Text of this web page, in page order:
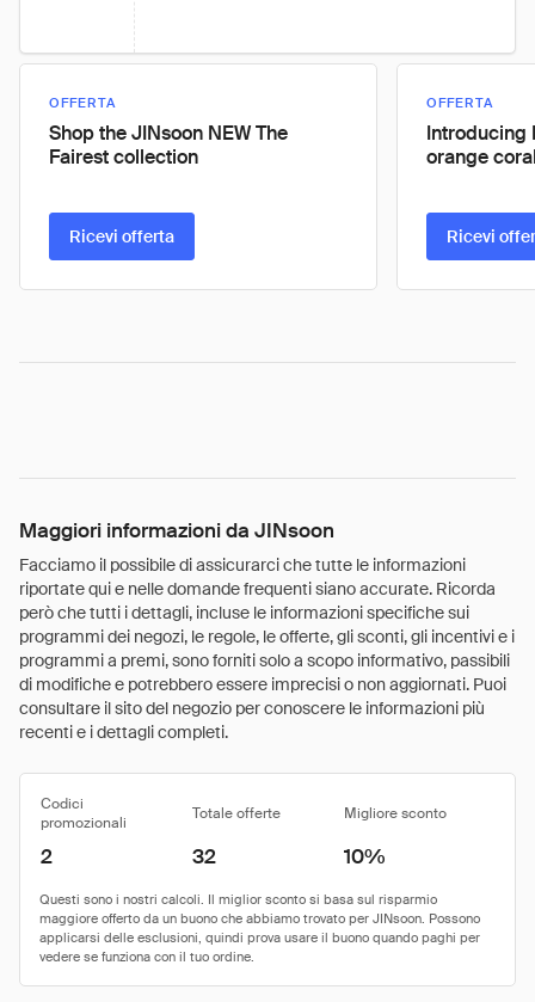
OFFERTA
Shop the JINsoon NEW The
Fairest collection
Ricevi offerta
OFFERTA
Introducing
orange
Ricevi
Maggiori informazioni da JINsoon
Facciamo il possibile di assicurarci che tutte le informazioni
riportate qui e nelle domande frequenti siano accurate. Ricorda
però che tutti i dettagli, incluse le informazioni specifiche sui
programmi dei negozi, le regole, le offerte, gli sconti, gli incentivi e i
programmi a premi, sono forniti solo a scopo informativo, passibili
di modifiche e potrebbero essere imprecisi o non aggiornati. Puoi
consultare il sito del negozio per conoscere le informazioni più
recenti e i dettagli completi.
Codici
promozionali
Totale offerte Migliore sconto
2 32 10%